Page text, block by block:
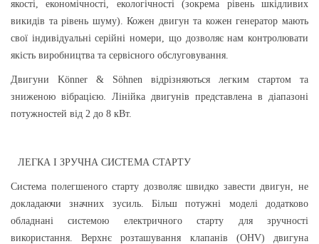
якості, економічності, екологічності (зокрема рівень шкідливих
викидів та рівень шуму). Кожен двигун та кожен генератор мають
свої індивідуальні серійні номери, що дозволяє нам контролювати
якість виробництва та сервісного обслуговування.
Двигуни Könner & Söhnen відрізняються легким стартом та
зниженою вібрацією. Лінійка двигунів представлена ​​в діапазоні
потужностей від 2 до 8 кВт.
ЛЕГКА І ЗРУЧНА СИСТЕМА СТАРТУ
Система полегшеного старту дозволяє швидко завести двигун, не
докладаючи значних зусиль. Більш потужні моделі додатково
обладнані системою електричного старту для зручності
використання. Верхнє розташування клапанів (ОНV) двигуна